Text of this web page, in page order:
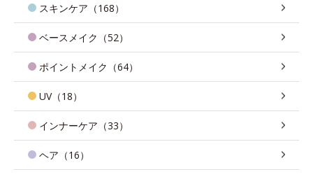
スキンケア（168）
ベースメイク（52）
ポイントメイク（64）
UV（18）
インナーケア（33）
ヘア（16）